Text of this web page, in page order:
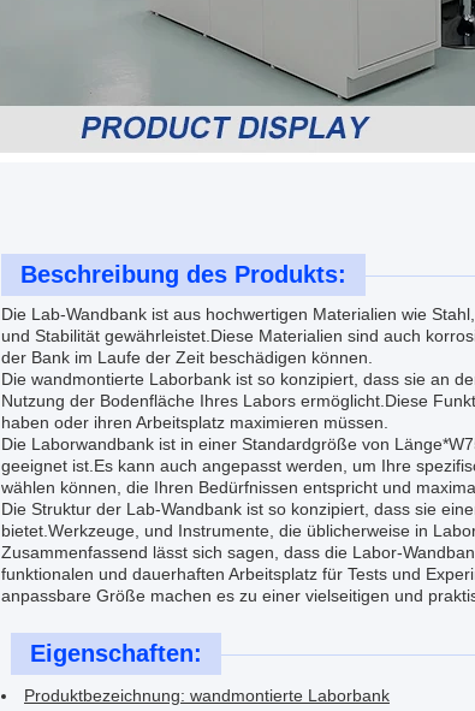
Beschreibung des Produkts:
Die Lab-Wandbank ist aus hochwertigen Materialien wie
und Stabilität gewährleistet.Diese Materialien sind auch
der Bank im Laufe der Zeit beschädigen können.
Die wandmontierte Laborbank ist so konzipiert, dass sie an
Nutzung der Bodenfläche Ihres Labors ermöglicht.Diese
haben oder ihren Arbeitsplatz maximieren müssen.
Die Laborwandbank ist in einer Standardgröße von
geeignet ist.Es kann auch angepasst werden, um Ihre
wählen können, die Ihren Bedürfnissen entspricht und
Die Struktur der Lab-Wandbank ist so konzipiert, dass sie
bietet.Werkzeuge, und Instrumente, die üblicherweise in
Zusammenfassend lässt sich sagen, dass die Labor-
funktionalen und dauerhaften Arbeitsplatz für Tests und
anpassbare Größe machen es zu einer vielseitigen und
Eigenschaften:
Produktbezeichnung: wandmontierte Laborbank